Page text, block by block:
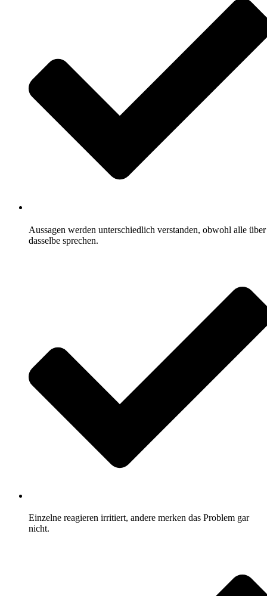
Aussagen werden unterschiedlich verstanden, obwohl alle über
dasselbe sprechen.
Einzelne reagieren irritiert, andere merken das Problem gar
nicht.